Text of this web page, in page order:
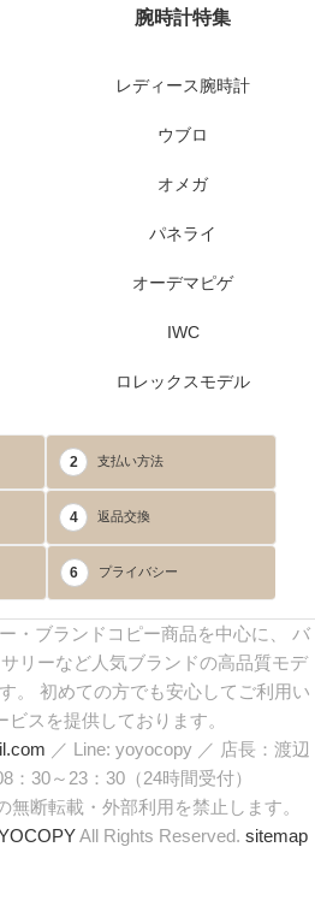
腕時計特集
レディース腕時計
ウブロ
オメガ
パネライ
オーデマピゲ
IWC
ロレックスモデル
2 支払い方法
4 返品交換
6 プライバシー
・ブランドコピー商品を中心に、 バ
リーなど人気ブランドの高品質モデ
。 初めての方でも安心してご利用い
スを提供しております。
／ Line: yoyocopy ／ 店長：渡辺
：30～23：30（24時間受付）
断転載・外部利用を禁止します。
All Rights Reserved. sitemap